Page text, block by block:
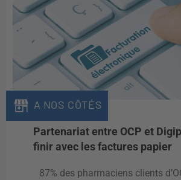
A NOS CÔTÉS
Partenariat entre OCP et
finir avec les factures papier
87% des pharmaciens clients